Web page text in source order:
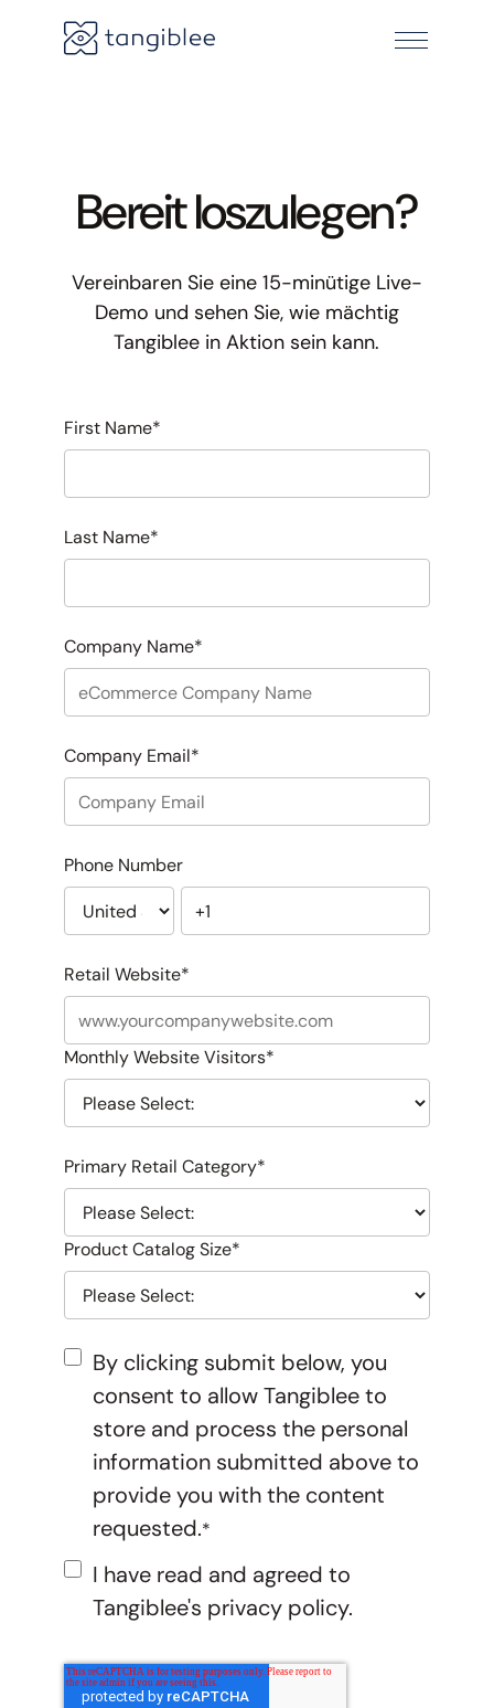
Bereit loszulegen?
Vereinbaren Sie eine 15-minütige Live-
Demo und sehen Sie, wie mächtig
Tangiblee in Aktion sein kann.
First Name*
Last Name*
Company Name*
Company Email*
Phone Number
Retail Website*
Monthly Website Visitors*
Primary Retail Category*
Product Catalog Size*
By clicking submit below, you
consent to allow Tangiblee to
store and process the personal
information submitted above to
provide you with the content
requested.*
I have read and agreed to
Tangiblee's privacy policy.